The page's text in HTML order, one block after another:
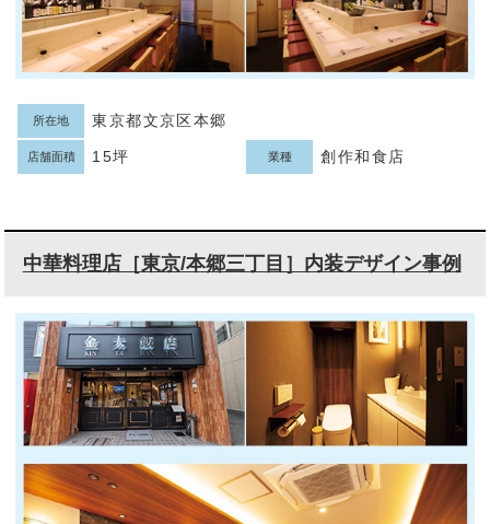
所在地 東京都文京区本郷
店舗面積 15坪 業種 創作和食店
中華料理店［東京/本郷三丁目］内装デザイン事例